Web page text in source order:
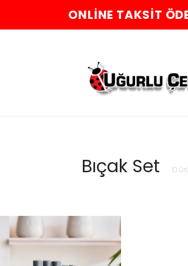
ONLINE TAKSIT
Bıçak Set 10